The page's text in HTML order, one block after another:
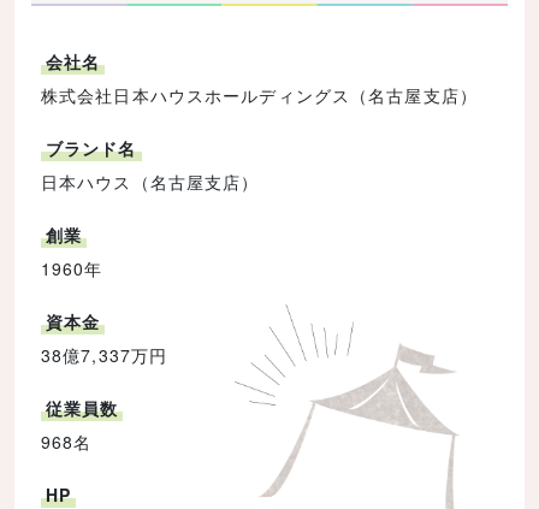
会社名
株式会社日本ハウスホールディングス（名古屋支店）
ブランド名
日本ハウス（名古屋支店）
創業
1960年
資本金
38億7,337万円
従業員数
968名
HP